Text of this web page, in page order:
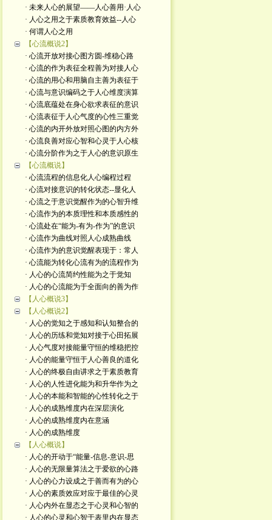
· 未来人心的展望——人心善用·人心
· 人心之用之于素质教育效益--人心
· 何谓人心之用
【心流概说2】
· 心流开放对接心图方圆-维稳心路
· 心流的作为表征全程善为对接人心
· 心流的用心和用脑自主善为表征于
· 心流与意识编码之于人心维度演算
· 心流底蕴处在身心欲求表征的意识
· 心流表征于人心气度的心性三重觉
· 心流的内开外放对照心图的内方外
· 心流良善对应心智和心灵于人心核
· 心流分阶作为之于人心的意识原生
【心流概说】
· 心流流程的信息化人心编程过程
· 心流对接意识的转化状态--显化人
· 心流之于意识觉醒作为的心智升维
· 心流作为的本质理性和本质感性的
· 心流处在“能为-有为-作为”的意识
· 心流作为曲线对照人心成熟曲线
· 心流作为的意识觉醒表现于：常人
· 心流能为转化心流有为的流程作为
· 人心的心流简约性能为之于觉知
· 人心的心流能为于全面向的善为作
【人心概说3】
【人心概说2】
· 人心的觉知之于感知和认知整合的
· 人心的历练和觉知对接于心田拓展
· 人心气度对接能量守恒的维稳把控
· 人心的能量守恒于人心善良的道化
· 人心的终极自由讲求之于素质教育
· 人心的人性进化能为和升华作为之
· 人心的本能和智能的心性转化之于
· 人心的成熟维度内在深层演化
· 人心的成熟维度内在意涵
· 人心的成熟维度
【人心概说】
· 人心的开动于“能量-信息-意识-思
· 人心的无限量算法之于爱欲的心路
· 人心的心力设成之于善而有为的心
· 人心的素质效应对应于最佳的心灵
· 人心内外在显态之于心灵和心智的
· 人心的心灵和心智于表里内在显态